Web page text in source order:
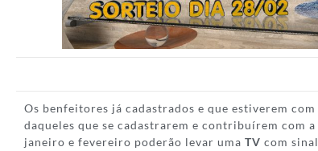
Os benfeitores já cadastrados e que estiverem
daqueles que se cadastrarem e contribuírem com a
janeiro e fevereiro poderão levar uma TV com